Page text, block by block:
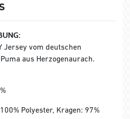
Jersey vom deutschen
aus Herzogenaurach.
Polyester, Kragen: 97%